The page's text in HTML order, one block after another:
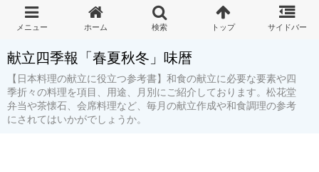
献立四季報「春夏秋冬」味暦
【日本料理の献立に役立つ参考書】和食の献立に必要な要素や四
季折々の料理を項目、用途、月別にご紹介しております。松花堂
弁当や茶懐石、会席料理など、毎月の献立作成や和食調理の参考
にされてはいかがでしょうか。